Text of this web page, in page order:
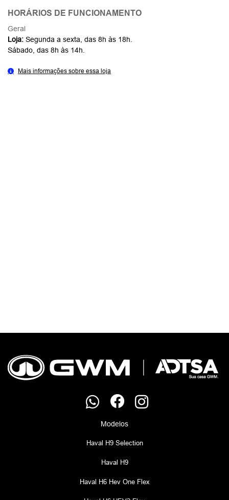
HORÁRIOS DE FUNCIONAMENTO
Geral
Loja: Segunda a sexta, das 8h às 18h.
Sábado, das 8h às 14h.
Mais informações sobre essa loja
Modelos
Haval H9 Selection
Haval H9
Haval H6 Hev One Flex